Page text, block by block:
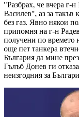
"Разбрах, че вчера г-
Василев", аз за такъв
без газ. Явно някои
припомня на г-н
получени по времето
още пет танкера
България да мине
Гълъб Донев ги
неизгодния за